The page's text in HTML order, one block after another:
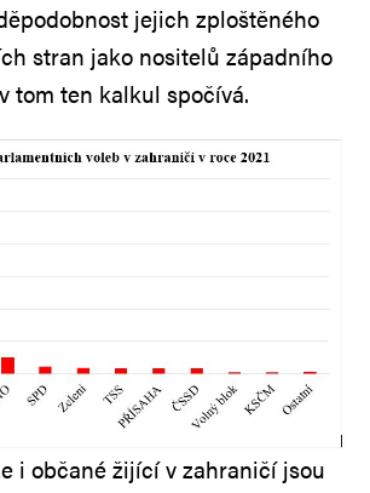
jejich zploštěného
stran jako nositelů západního
tom ten kalkul spočívá.
i občané žijící v zahraničí jsou